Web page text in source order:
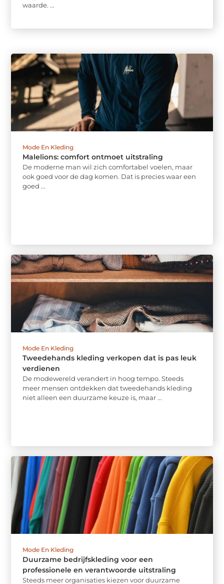
waarde. ...
Mode En Kleding
Malelions: comfort ontmoet uitstraling
De moderne man wil zich comfortabel voelen, maar
ook goed voor de dag komen. Dat is precies waar een
goed ...
Mode En Kleding
Tweedehands kleding verkopen dat is pas leuk
verdienen
De modewereld verandert in hoog tempo. Steeds
meer mensen ontdekken dat tweedehands kleding
niet alleen een duurzame keuze is, maar ...
Mode En Kleding
Duurzame bedrijfskleding voor een
professionele en verantwoorde uitstraling
Steeds meer organisaties kiezen voor duurzame